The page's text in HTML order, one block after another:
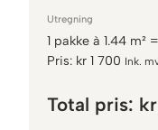
Utregning
1 pakke à 1.44 m² =
Pris: kr 1 700 Ink.
Total pris: